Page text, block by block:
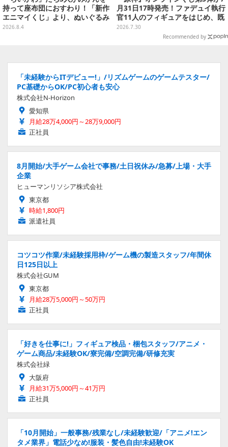
持って座布団におすわり！「新作
エニマイくじ」より、ぬいぐるみ
画像が初公開
2026.8.4
月31日17時発売！ファデュイ執行
官11人のフィギュアをはじめ、既
存人気グッズがお得に当たる
2026.7.30
Recommended by
「未経験からITデビュー!」/リズムゲームのゲームテスター/
PC基礎からOK/PC初心者も安心
株式会社N-Horizon
愛知県
月給28万4,000円～28万9,000円
正社員
8月開始/大手ゲーム会社で事務/土日祝休み/急募/上場・大手
企業
ヒューマンリソシア株式会社
東京都
時給1,800円
派遣社員
コツコツ作業/未経験採用枠/ゲーム機の製造スタッフ/年間休
日125日以上
株式会社GUM
東京都
月給28万5,000円～50万円
正社員
「好きを仕事に!」フィギュア検品・梱包スタッフ/アニメ・
ゲーム商品/未経験OK/寮完備/空調完備/研修充実
株式会社緑
大阪府
月給31万5,000円～41万円
正社員
「10月開始」一般事務/残業なし/未経験歓迎/「アニメ!エン
タメ業界」電話少なめ!服装・髪色自由!未経験OK